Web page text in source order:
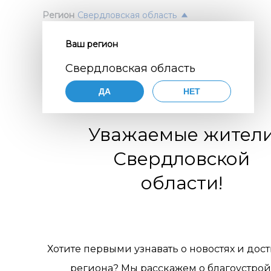
Регион Свердловская область
Ваш регион
Свердловская область
ДА НЕТ
Уважаемые
Свердловской
области!
Хотите первыми узнавать о новостях и
региона? Мы расскажем о
Нажимая
по
Цели
1.